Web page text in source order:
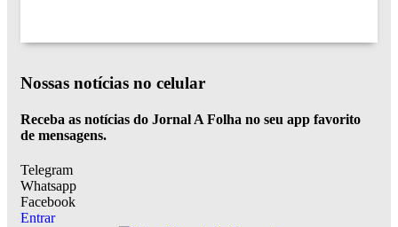
Nossas notícias no celular
Receba as notícias do Jornal A Folha no seu app favorito
de mensagens.
Telegram
Whatsapp
Facebook
Entrar